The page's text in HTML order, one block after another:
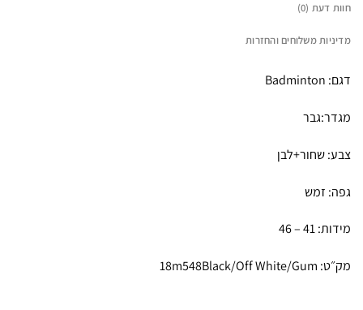
חוות דעת (0)
מדיניות משלוחים והחזרות
דגם: Badminton
מגדר:גבר
צבע: שחור+לבן
גפה: זמש
מידות: 41 – 46
מק״ט: 18m548Black/Off White/Gum